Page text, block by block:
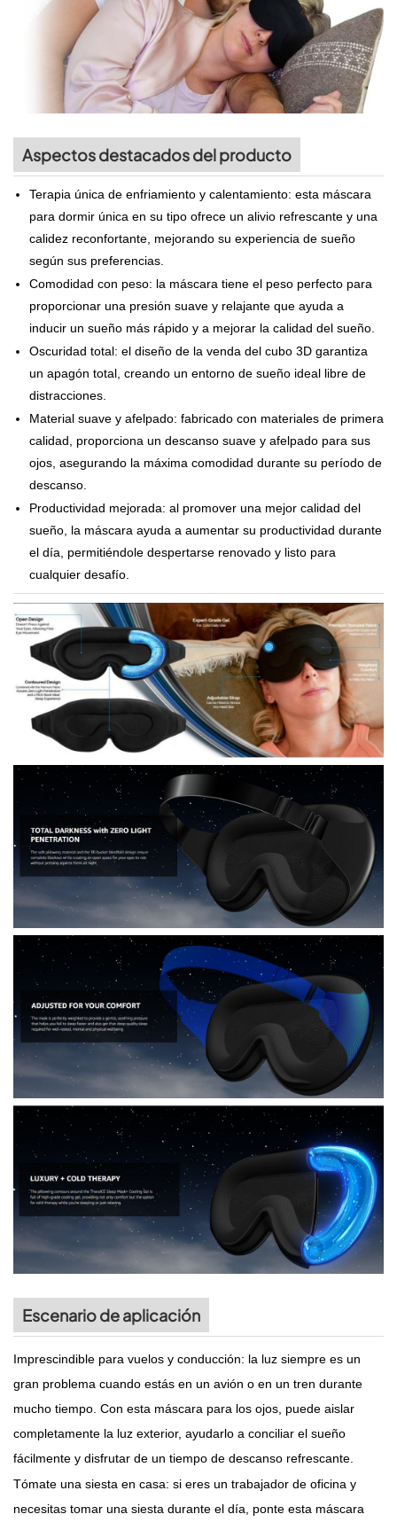
Aspectos destacados del producto
Terapia única de enfriamiento y calentamiento: esta máscara
para dormir única en su tipo ofrece un alivio refrescante y una
calidez reconfortante, mejorando su experiencia de sueño
según sus preferencias.
Comodidad con peso: la máscara tiene el peso perfecto para
proporcionar una presión suave y relajante que ayuda a
inducir un sueño más rápido y a mejorar la calidad del sueño.
Oscuridad total: el diseño de la venda del cubo 3D garantiza
un apagón total, creando un entorno de sueño ideal libre de
distracciones.
Material suave y afelpado: fabricado con materiales de primera
calidad, proporciona un descanso suave y afelpado para sus
ojos, asegurando la máxima comodidad durante su período de
descanso.
Productividad mejorada: al promover una mejor calidad del
sueño, la máscara ayuda a aumentar su productividad durante
el día, permitiéndole despertarse renovado y listo para
cualquier desafío.
Escenario de aplicación
Imprescindible para vuelos y conducción: la luz siempre es un
gran problema cuando estás en un avión o en un tren durante
mucho tiempo. Con esta máscara para los ojos, puede aislar
completamente la luz exterior, ayudarlo a conciliar el sueño
fácilmente y disfrutar de un tiempo de descanso refrescante.
Tómate una siesta en casa: si eres un trabajador de oficina y
necesitas tomar una siesta durante el día, ponte esta máscara